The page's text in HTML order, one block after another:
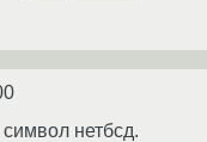
символ нетбсд.